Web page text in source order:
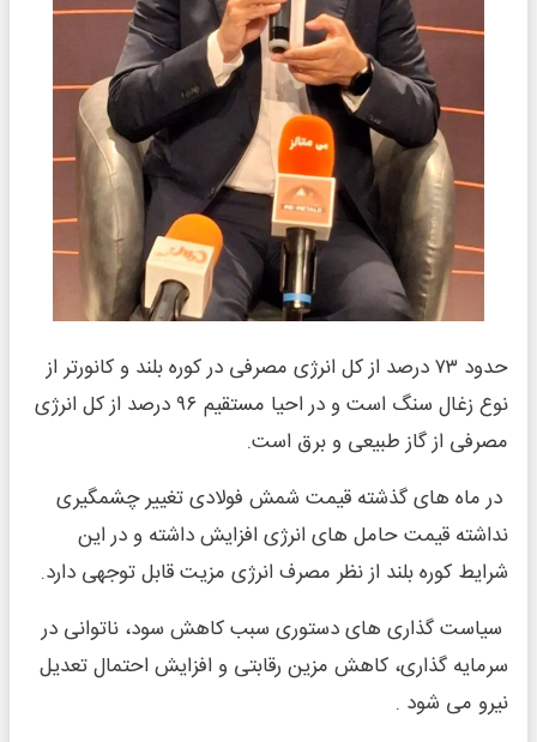
حدود ۷۳ درصد از کل انرژی مصرفی در کوره بلند و کانورتر از
نوع زغال سنگ است و در احیا مستقیم ۹۶ درصد از کل انرژی
مصرفی از گاز طبیعی و برق است.
در ماه های گذشته قیمت شمش فولادی تغییر چشمگیری
نداشته قیمت حامل های انرژی افزایش داشته و در این
شرایط کوره بلند از نظر مصرف انرژی مزیت قابل توجهی دارد.
سیاست گذاری های دستوری سبب کاهش سود، ناتوانی در
سرمایه گذاری، کاهش مزین رقابتی و افزایش احتمال تعدیل
نیرو می شود .